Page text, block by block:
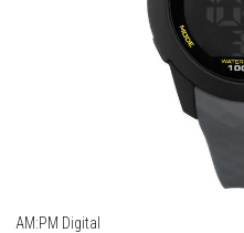
AM:PM Digital